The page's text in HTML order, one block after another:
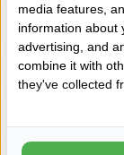
media features,
information about
advertising, and
combine it with
they've collected